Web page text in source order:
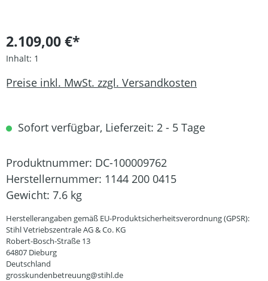
2.109,00 €*
Inhalt: 1
Preise inkl. MwSt. zzgl. Versandkosten
Sofort verfügbar, Lieferzeit: 2 - 5 Tage
Produktnummer: DC-100009762
Herstellernummer: 1144 200 0415
Gewicht: 7.6 kg
Herstellerangaben gemäß EU-Produktsicherheitsverordnung (GPSR):
Stihl Vetriebszentrale AG & Co. KG
Robert-Bosch-Straße 13
64807 Dieburg
Deutschland
grosskundenbetreuung@stihl.de